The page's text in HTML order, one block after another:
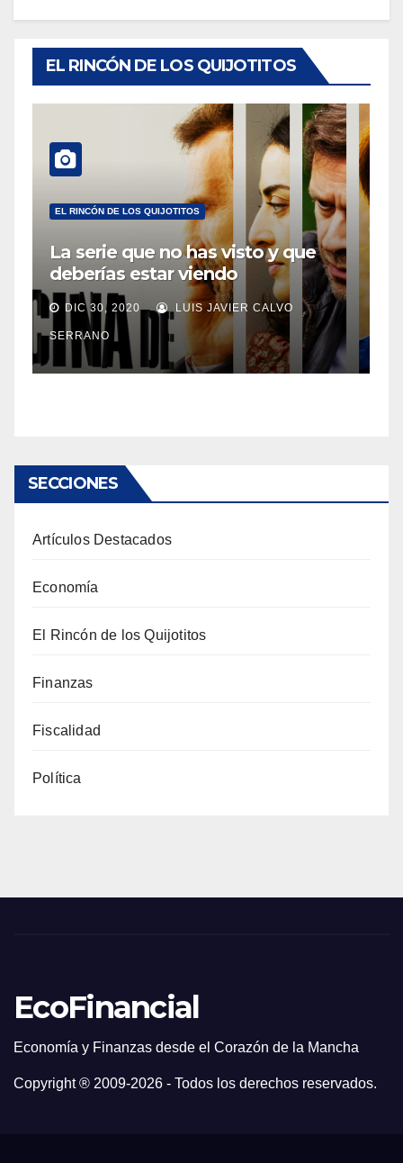
EL RINCÓN DE LOS QUIJOTITOS
EL RINCÓN DE LOS QUIJOTITOS
La serie que no has visto y que
deberías estar viendo
DIC 30, 2020 LUIS JAVIER CALVO
SERRANO
SECCIONES
Artículos Destacados
Economía
El Rincón de los Quijotitos
Finanzas
Fiscalidad
Política
EcoFinancial
Economía y Finanzas desde el Corazón de la Mancha
Copyright ® 2009-2026 - Todos los derechos reservados.